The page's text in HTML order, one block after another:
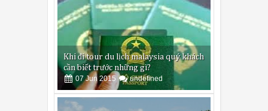
Khi đi tour du lịch malaysia quý khách
cần biết trước những gì?
07 Jun 2015 undefined